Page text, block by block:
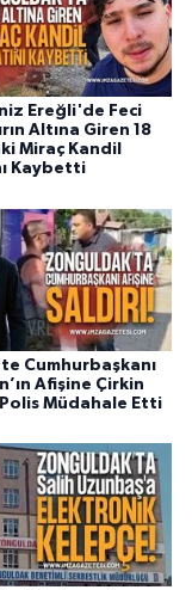
Ereğli'de Feci
Altına Giren 18
Miraç Kandil
Kaybetti
Cumhurbaşkanı
Afişine Çirkin
Polis Müdahale Etti